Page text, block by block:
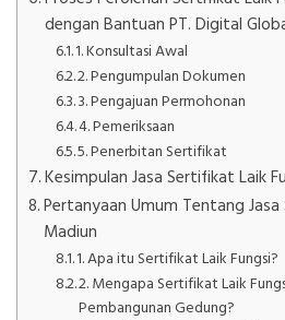
dengan Bantuan PT. Digital
1. Konsultasi Awal
2. Pengumpulan Dokumen
3. Pengajuan Permohonan
4. Pemeriksaan
5. Penerbitan Sertifikat
Kesimpulan Jasa Sertifikat Laik
Pertanyaan Umum Tentang
Madiun
1. Apa itu Sertifikat Laik Fungsi?
2. Mengapa Sertifikat Laik
Pembangunan Gedung?